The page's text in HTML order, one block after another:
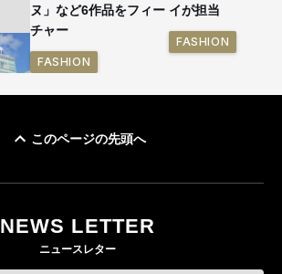
ヌ」など6作品をフィー
チャー
FASHION
イが担当
FASHION
このページの先頭へ
NEWS LETTER
ニュースレター